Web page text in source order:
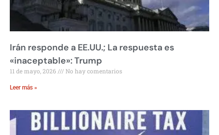
Irán responde a EE.UU.; La respuesta es
«inaceptable»: Trump
11 de mayo, 2026 No hay comentarios
Leer más »